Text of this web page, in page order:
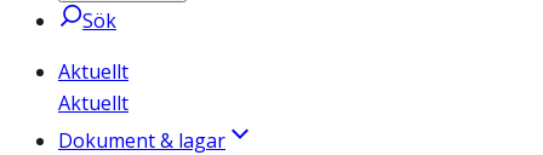
Sök
Aktuellt
Aktuellt
Dokument & lagar